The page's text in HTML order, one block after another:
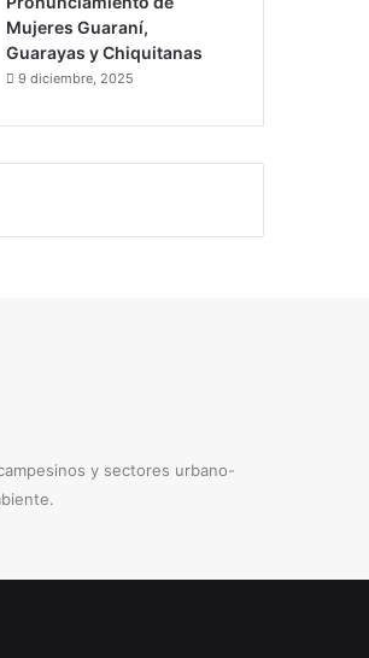
Mujeres Guaraní,
Guarayas y Chiquitanas
9 diciembre, 2025
y sectores urbano-